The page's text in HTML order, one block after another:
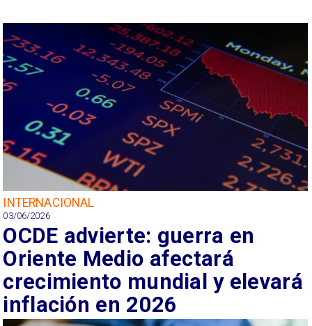
INTERNACIONAL
03/06/2026
OCDE advierte: guerra en
Oriente Medio afectará
crecimiento mundial y elevará
inflación en 2026